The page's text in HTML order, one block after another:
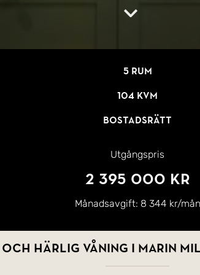
5 rum
104 kvm
Bostadsrätt
Utgångspris
2 395 000 kr
Månadsavgift: 8 344 kr/mån
OCH HÄRLIG VÅNING I MARIN